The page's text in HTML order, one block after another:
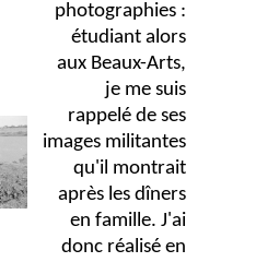
photographies :
étudiant alors
aux Beaux-Arts,
je me suis
rappelé de ses
images militantes
qu'il montrait
après les dîners
en famille. J'ai
donc réalisé en